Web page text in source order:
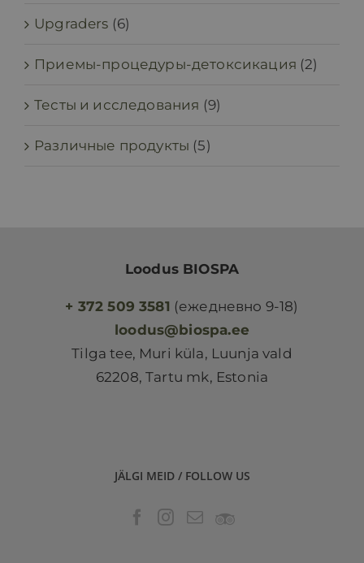
Upgraders (6)
Приемы-процедуры-детоксикация (2)
Тесты и исследования (9)
Различные продукты (5)
Loodus BIOSPA
+ 372 509 3581 (ежедневно 9-18)
loodus@biospa.ee
Tilga tee, Muri küla, Luunja vald
62208, Tartu mk, Estonia
JÄLGI MEID / FOLLOW US